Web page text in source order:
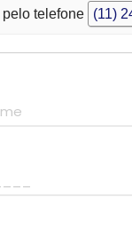
telefone
(11)